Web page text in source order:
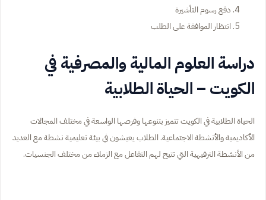
دفع رسوم التأشيرة
انتظار الموافقة على الطلب
دراسة العلوم المالية والمصرفية في
الكويت – الحياة الطلابية
الحياة الطلابية في الكويت تتميز بتنوعها وفرصها الواسعة في مختلف المجالات
الأكاديمية والأنشطة الاجتماعية. الطلاب يعيشون في بيئة تعليمية نشطة مع العديد
من الأنشطة الترفيهية التي تتيح لهم التفاعل مع الزملاء من مختلف الجنسيات.